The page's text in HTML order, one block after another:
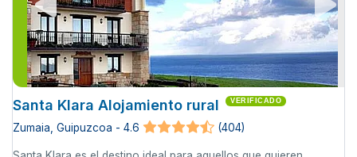
Santa Klara Alojamiento rural VERIFICADO
Zumaia, Guipuzcoa - 4.6 (404)